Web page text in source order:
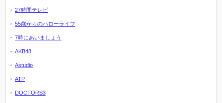
27時間テレビ
55歳からのハローライフ
7時にあいましょう
AKB48
Astudio
ATP
DOCTORS3